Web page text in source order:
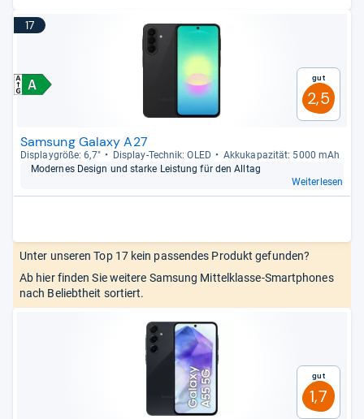
17
Gut
2,5
Samsung Galaxy A27
Dis­play­größe: 6,7" Dis­play-​Tech­nik: OLED
Akku­ka­pa­zi­tät: 5000 mAh
Moder­nes Design und starke Leis­tung für den All­tag
Weiterlesen
Unter unseren Top 17 kein passendes Produkt gefunden?
Ab hier finden Sie weitere Samsung Mittelklasse-Smartphones
nach Beliebtheit sortiert.
Gut
1,7